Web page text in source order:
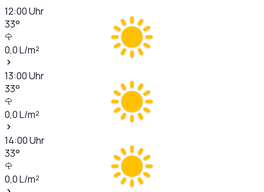
12:00Uhr
33°
0,0L/m²
13:00Uhr
33°
0,0L/m²
14:00Uhr
33°
0,0L/m²